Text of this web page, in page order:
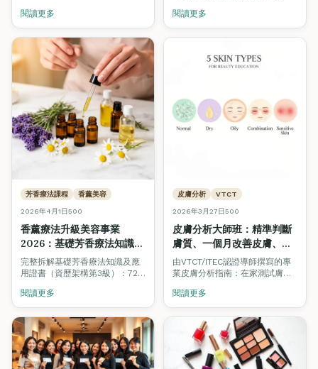
閱讀更多
僱主最重視的資格與技能、逐步
求職指南，助你成功入行或跳槽
升級。
閱讀更多
芳香療法課程 香薰美容
2026年4月1日500
香薰療法升級美容事業
2026：基礎芳香療法知識及
應用證書（QF Level 3）完
整指南 — 美容學生必讀
完整拆解基礎芳香療法知識及應
用證書（資歷架構第3級）：72
部香薰按摩、CEF資助高達
$11,380。美容師加修芳香療法，
打造高端 Spa 級護理服務。
閱讀更多
皮膚分析 VTCT
2026年3月27日500
皮膚分析大師班：精準判斷
膚質、一個月改善皮膚、選
對產品與療程
（VTCT/ITEC美容師模組
指南）
由VTCT/ITEC認證導師撰寫的專
業皮膚分析指南：在家測試膚質
個月護膚計劃、飲食建議、男士
護膚步驟，以及何時需要專業皮
膚分析或醫美支援。
閱讀更多